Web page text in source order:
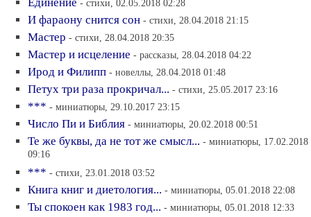
- стихи, 02.05.2018 02:28
И фараону снится сон - стихи, 28.04.2018 21:15
Мастер - стихи, 28.04.2018 20:35
Мастер и исцеление - рассказы, 28.04.2018 04:22
Ирод и Филипп - новеллы, 28.04.2018 01:48
Петух три раза прокричал... - стихи, 25.05.2017 23:16
*** - миниатюры, 29.10.2017 23:15
Число Пи и Библия - миниатюры, 20.02.2018 00:51
Те же буквы, да не тот же смысл... - миниатюры, 17.02.2018
09:16
*** - стихи, 23.01.2018 03:52
Книга книг и диетология... - миниатюры, 05.01.2018 22:08
Ты спокоен как 1983 год... - миниатюры, 05.01.2018 12:33